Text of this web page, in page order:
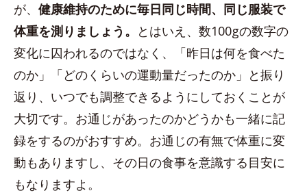
が、 健康維持のために毎日同じ時間、同じ服装で
体重を測りましょう。 とはいえ、数100gの数字の
変化に囚われるのではなく、「昨日は何を食べた
のか」「どのくらいの運動量だったのか」と振り
返り、いつでも調整できるようにしておくことが
大切です。お通じがあったのかどうかも一緒に記
録をするのがおすすめ。お通じの有無で体重に変
動もありますし、その日の食事を意識する目安に
もなりますよ。